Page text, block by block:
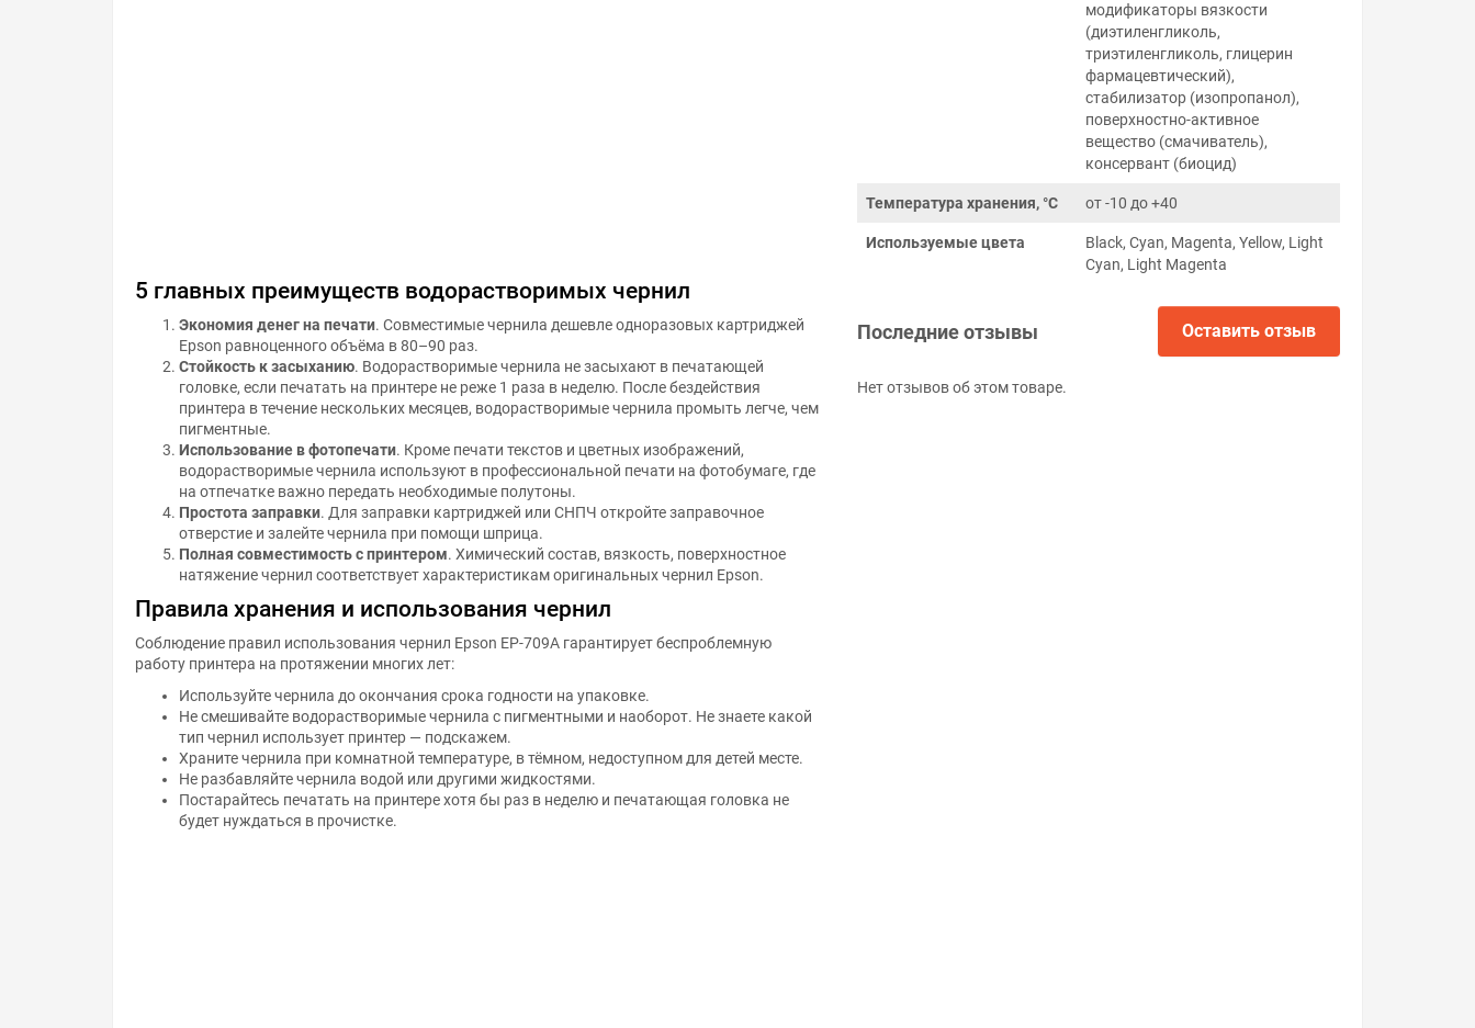
5 главных преимуществ водорастворимых чернил
Экономия денег на печати . Совместимые чернила дешевле одноразовых картриджей
Epson равноценного объёма в 80–90 раз.
Стойкость к засыханию . Водорастворимые чернила не засыхают в печатающей
головке, если печатать на принтере не реже 1 раза в неделю. После бездействия
принтера в течение нескольких месяцев, водорастворимые чернила промыть легче, чем
пигментные.
Использование в фотопечати . Кроме печати текстов и цветных изображений,
водорастворимые чернила используют в профессиональной печати на фотобумаге, где
на отпечатке важно передать необходимые полутоны.
Простота заправки . Для заправки картриджей или СНПЧ откройте заправочное
отверстие и залейте чернила при помощи шприца.
Полная совместимость с принтером . Химический состав, вязкость, поверхностное
натяжение чернил соответствует характеристикам оригинальных чернил Epson.
Правила хранения и использования чернил
Соблюдение правил использования чернил Epson EP-709A гарантирует беспроблемную
работу принтера на протяжении многих лет:
Используйте чернила до окончания срока годности на упаковке.
Не смешивайте водорастворимые чернила с пигментными и наоборот. Не знаете какой
тип чернил использует принтер — подскажем.
Храните чернила при комнатной температуре, в тёмном, недоступном для детей месте.
Не разбавляйте чернила водой или другими жидкостями.
Постарайтесь печатать на принтере хотя бы раз в неделю и печатающая головка не
будет нуждаться в прочистке.
модификаторы вязкости
(диэтиленгликоль,
триэтиленгликоль, глицерин
фармацевтический),
стабилизатор (изопропанол),
поверхностно-активное
вещество (смачиватель),
консервант (биоцид)
Температура хранения, °C от -10 до +40
Используемые цвета
Black, Cyan, Magenta, Yellow, Light
Cyan, Light Magenta
Последние отзывы Оставить отзыв
Нет отзывов об этом товаре.